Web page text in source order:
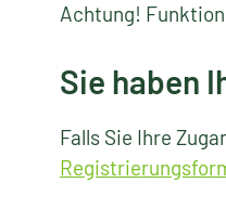
Achtung!
Sie haben
Falls Sie Ihre